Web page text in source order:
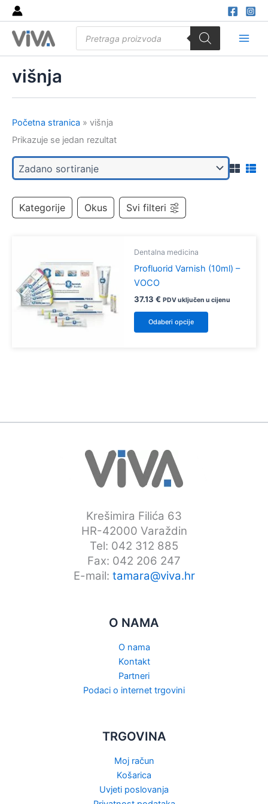
Skip
to
content
search
višnja
Početna stranica » višnja
Prikazuje se jedan rezultat
Kategorije Okus Svi filteri
Dentalna medicina
Profluorid Varnish (10ml) –
VOCO
37.13 € PDV uključen u cijenu
Odaberi opcije
Ovaj
proizvod
Krešimira Filića 63
HR-42000 Varaždin
Tel: 042 312 885
Fax: 042 206 247
E-mail: tamara@viva.hr
O NAMA
O nama
Kontakt
Partneri
Podaci o internet trgovini
TRGOVINA
Moj račun
Košarica
Uvjeti poslovanja